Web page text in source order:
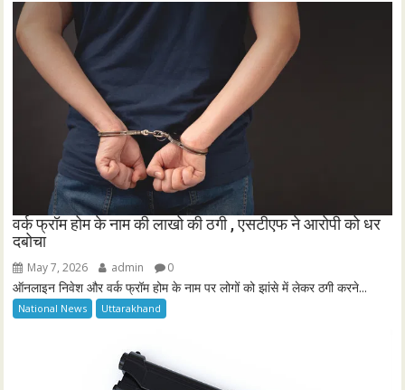
वर्क फ्रॉम होम के नाम की लाखो की ठगी , एसटीएफ ने आरोपी को धर
दबोचा
May 7, 2026 admin 0
ऑनलाइन निवेश और वर्क फ्रॉम होम के नाम पर लोगों को झांसे में लेकर ठगी करने...
National News Uttarakhand